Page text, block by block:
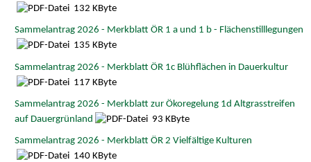
132 KByte
Sammelantrag 2026 - Merkblatt ÖR 1 a und 1 b - Flächenstilllegungen
135 KByte
Sammelantrag 2026 - Merkblatt ÖR 1c Blühflächen in Dauerkultur
117 KByte
Sammelantrag 2026 - Merkblatt zur Ökoregelung 1d Altgrasstreifen
auf Dauergrünland
93 KByte
Sammelantrag 2026 - Merkblatt ÖR 2 Vielfältige Kulturen
140 KByte